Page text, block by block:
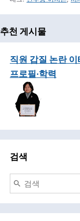
추천 게시물
직원 갑질 논란
프로필·학력
검색